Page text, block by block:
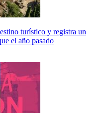
turístico y registra un
el año pasado